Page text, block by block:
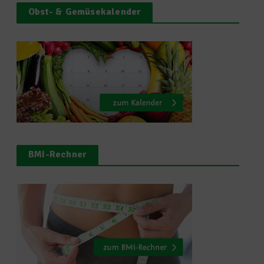
Obst- & Gemüsekalender
BMI-Rechner